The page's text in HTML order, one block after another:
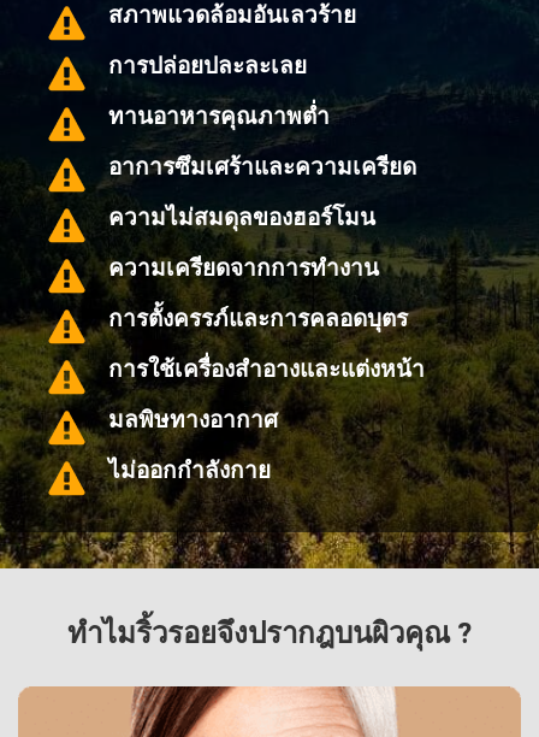
สภาพแวดล้อมอันเลวร้าย
การปล่อยปละละเลย
ทานอาหารคุณภาพต่ำ
อาการซึมเศร้าและความเครียด
ความไม่สมดุลของฮอร์โมน
ความเครียดจากการทำงาน
การตั้งครรภ์และการคลอดบุตร
การใช้เครื่องสำอางและแต่งหน้า
มลพิษทางอากาศ
ไม่ออกกำลังกาย
ทำไมริ้วรอยจึงปรากฎบนผิวคุณ ?